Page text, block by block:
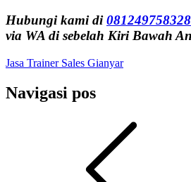
Hubungi kami di081249758328
via WA di sebelah Kiri Bawah
Jasa Trainer Sales Gianyar
Navigasi pos